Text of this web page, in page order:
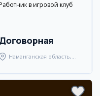
в игровой клуб
Договорная
Наманганская область,